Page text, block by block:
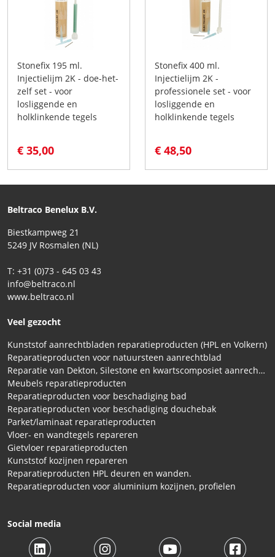
Stonefix 195 ml.
Injectielijm 2K - doe-het-
zelf set - voor
losliggende en
holklinkende tegels
€ 35,00
Stonefix 400 ml.
Injectielijm 2K -
professionele set - voor
losliggende en
holklinkende tegels
€ 48,50
Beltraco Benelux B.V.
Biestkampweg 21
5249 JV Rosmalen (NL)
T: +31 (0)73 - 645 03 43
info@beltraco.nl
www.beltraco.nl
Veel gezocht
Kunststof aanrechtbladen reparatieproducten (HPL en Volkern)
Reparatieproducten voor natuursteen aanrechtblad
Reparatie van Dekton, Silestone en kwartscomposiet aanrechtbladen
Meubels reparatieproducten
Reparatieproducten voor beschadiging bad
Reparatieproducten voor beschadiging douchebak
Parket/laminaat reparatieproducten
Vloer- en wandtegels repareren
Gietvloer reparatieproducten
Kunststof kozijnen repareren
Reparatieproducten HPL deuren en wanden.
Reparatieproducten voor aluminium kozijnen, profielen
Social media